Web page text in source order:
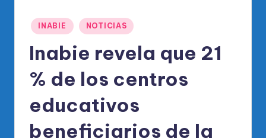
al
el
R
Publicado
en
INABIE NOTICIAS
Inabie revela que 21
% de los centros
educativos
beneficiarios de la